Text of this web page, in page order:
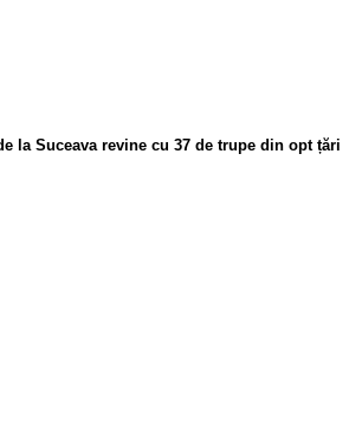
la Suceava revine cu 37 de trupe din opt țări